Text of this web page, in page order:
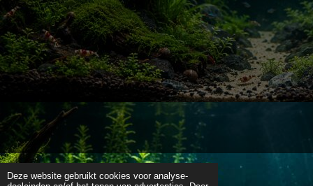
Deze website gebruikt cookies voor analyse-